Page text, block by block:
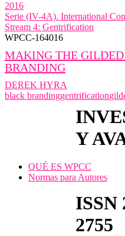
2016
Serie (IV-4A). International
Stream 4: Gentrification
WPCC-164016
MAKING THE
BRANDING
DEREK HYRA
black brandinggentrification
Y
QUÉ ES WPCC
Normas para Autores
ISSN
2755